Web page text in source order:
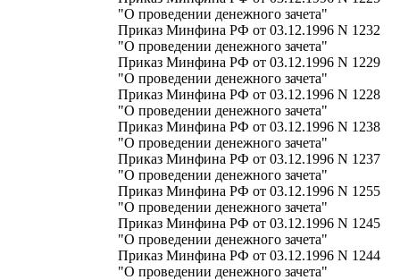
"О проведении денежного зачета"
Приказ Минфина РФ от 03.12.1996 N 1232
"О проведении денежного зачета"
Приказ Минфина РФ от 03.12.1996 N 1229
"О проведении денежного зачета"
Приказ Минфина РФ от 03.12.1996 N 1228
"О проведении денежного зачета"
Приказ Минфина РФ от 03.12.1996 N 1238
"О проведении денежного зачета"
Приказ Минфина РФ от 03.12.1996 N 1237
"О проведении денежного зачета"
Приказ Минфина РФ от 03.12.1996 N 1255
"О проведении денежного зачета"
Приказ Минфина РФ от 03.12.1996 N 1245
"О проведении денежного зачета"
Приказ Минфина РФ от 03.12.1996 N 1244
"О проведении денежного зачета"